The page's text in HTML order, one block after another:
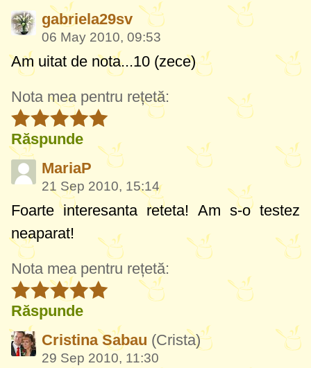
gabriela29sv
06 May 2010, 09:53
Am uitat de nota...10 (zece)
Nota mea pentru rețetă:
Răspunde
MariaP
21 Sep 2010, 15:14
Foarte interesanta reteta! Am s-o testez
neaparat!
Nota mea pentru rețetă:
Răspunde
Cristina Sabau (Crista)
29 Sep 2010, 11:30